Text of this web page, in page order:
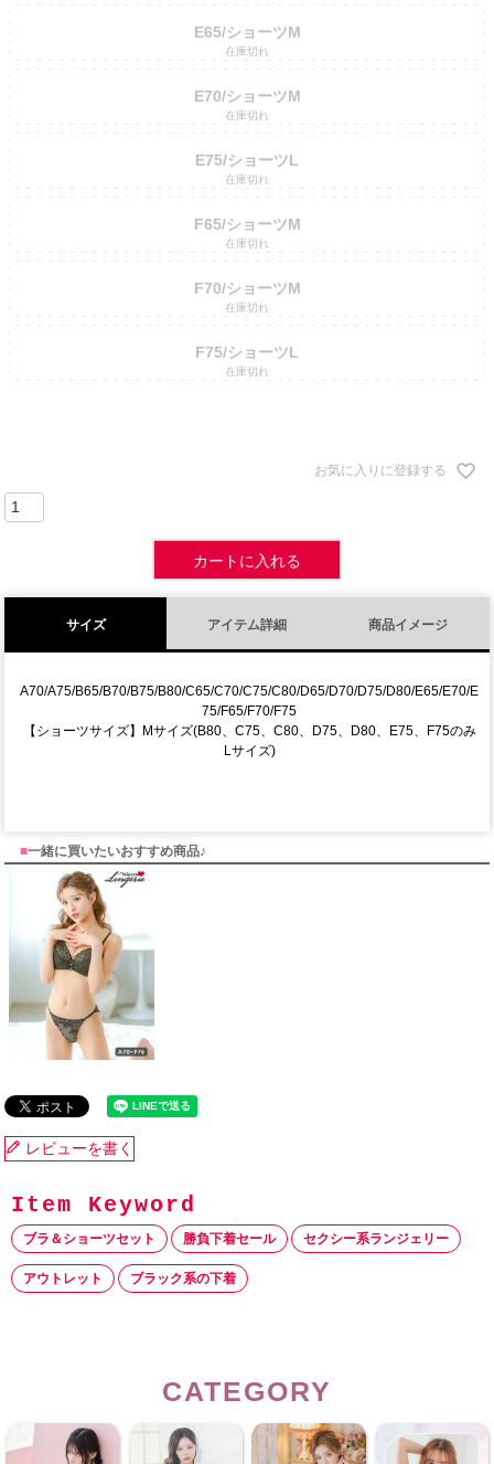
E65/ショーツM
在庫切れ
E70/ショーツM
在庫切れ
E75/ショーツL
在庫切れ
F65/ショーツM
在庫切れ
F70/ショーツM
在庫切れ
F75/ショーツL
在庫切れ
お気に入りに登録する
カートに入れる
サイズ アイテム詳細 商品イメージ
A70/A75/B65/B70/B75/B80/C65/C70/C75/C80/D65/D70/D75/D80/E65/E70/E
75/F65/F70/F75
【ショーツサイズ】Mサイズ(B80、C75、C80、D75、D80、E75、F75のみ
Lサイズ)
■一緒に買いたいおすすめ商品♪
レビューを書く
ブラ＆ショーツセット 勝負下着セール セクシー系ランジェリー
アウトレット ブラック系の下着
CATEGORY